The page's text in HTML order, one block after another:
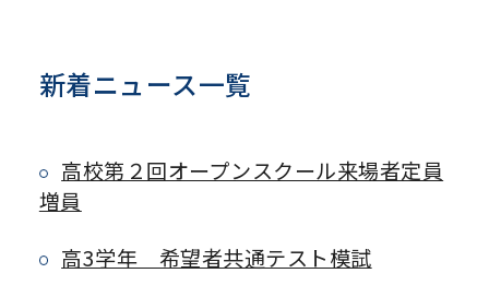
新着ニュース一覧
高校第２回オープンスクール来場者定員
増員
高3学年 希望者共通テスト模試